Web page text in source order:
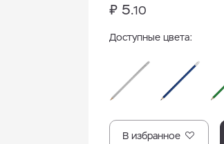
₽ 5.10
Доступные цвета:
В избранное